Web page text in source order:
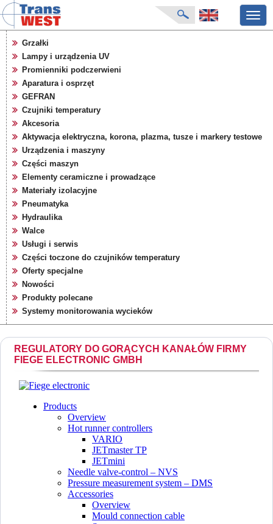
strona główna
aktualności
o firmie
katalog produktów
producenci
karty zapytań
pliki do pobrania
targi
Grzałki
Lampy i urządzenia UV
Promienniki podczerwieni
Aparatura i osprzęt
GEFRAN
Czujniki temperatury
Akcesoria
Aktywacja elektryczna, korona, plazma, tusze i markery testowe
Urządzenia i maszyny
Części maszyn
Elementy ceramiczne i prowadzące
Materiały izolacyjne
Pneumatyka
Hydraulika
Walce
Usługi i serwis
Części toczone do czujników temperatury
Oferty specjalne
Nowości
Produkty polecane
Systemy monitorowania wycieków
REGULATORY DO GORĄCYCH KANAŁÓW FIRMY
FIEGE ELECTRONIC GMBH